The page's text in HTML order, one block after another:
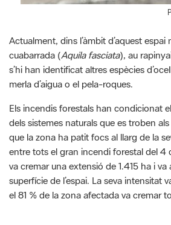
Actualment, dins l’àmbit d’aquest espai
cuabarrada (Aquila fasciata), au
s’hi han identificat altres espècies
merla d’aigua o el pela-roques.
Els incendis forestals han condicionat
dels sistemes naturals que es troben
que la zona ha patit focs al llarg de la
entre tots el gran incendi forestal del 4
va cremar una extensió de 1.415 ha i
superfície de l’espai. La seva intensitat
el 81 % de la zona afectada va cremar